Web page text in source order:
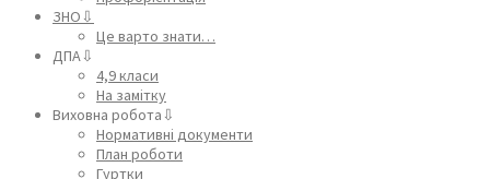
ЗНО⇩
Це варто знати…
ДПА⇩
4,9 класи
На замітку
Виховна робота⇩
Нормативні документи
План роботи
Гуртки